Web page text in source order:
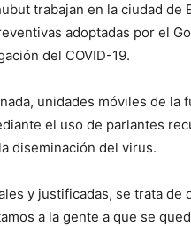
trabajan en la ciudad de
adoptadas por el
del COVID-19.
unidades móviles de
el uso de parlantes
diseminación del virus.
y justificadas, se trata de
a la gente a que se